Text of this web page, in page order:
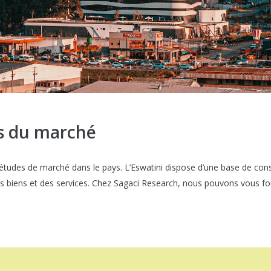
du marché
de marché dans le pays. L’Eswatini dispose d’une base de
et des services. Chez Sagaci Research, nous pouvons vous